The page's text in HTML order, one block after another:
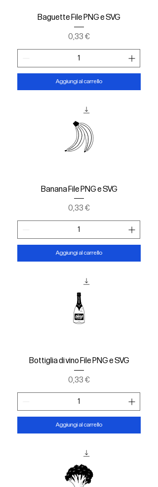
Baguette File PNG e SVG
Prezzo
0,33 €
Aggiungi al carrello
Banana File PNG e SVG
Prezzo
0,33 €
Aggiungi al carrello
Bottiglia di vino File PNG e SVG
Prezzo
0,33 €
Aggiungi al carrello